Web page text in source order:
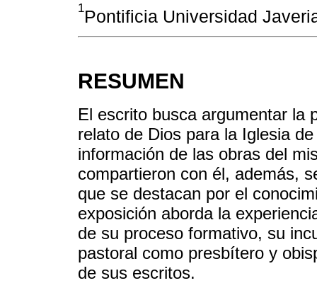
1Pontificia Universidad
RESUMEN
El escrito busca argumentar la
relato de Dios para la Iglesia
información de las obras del
compartieron con él, además,
que se destacan por el
exposición aborda la
de su proceso formativo, su
pastoral como presbítero y
de sus escritos.